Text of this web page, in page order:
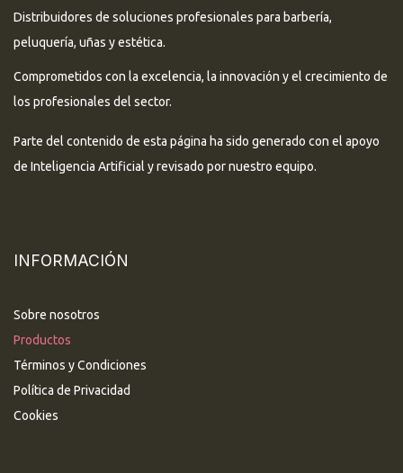
Distribuidores de soluciones profesionales para barbería,
peluquería, uñas y estética.
Comprometidos con la excelencia, la innovación y el crecimiento de
los profesionales del sector.
Parte del contenido de esta página ha sido generado con el apoyo
de Inteligencia Artificial y revisado por nuestro equipo.
INFORMACIÓN
Sobre nosotros
Productos
Términos y Condiciones
Política de Privacidad
Cookies